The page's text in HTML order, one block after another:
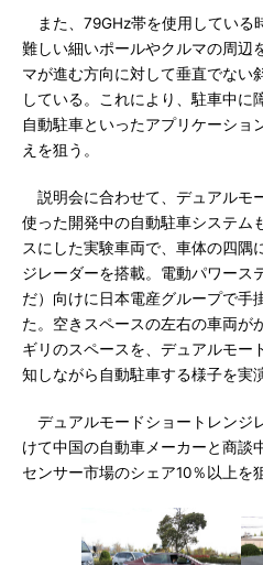
また、79GHz帯を使用している
難しい細いポールやクルマの周辺
マが進む方向に対して垂直でない
している。これにより、駐車中に
自動駐車といったアプリケーショ
えを狙う。
説明会に合わせて、デュアルモ
使った開発中の自動駐車システム
スにした実験車両で、車体の四隅
ジレーダーを搭載。電動パワース
だ）向けに日本電産グループで手
た。空きスペースの左右の車両が
ギリのスペースを、デュアルモー
知しながら自動駐車する様子を実
デュアルモードショートレンジ
けて中国の自動車メーカーと商談
センサー市場のシェア10％以上を